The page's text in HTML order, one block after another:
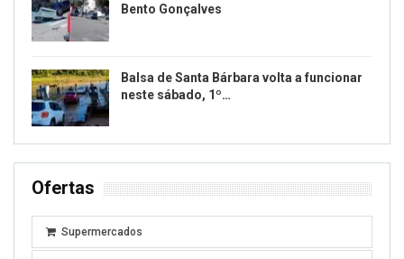
Bento Gonçalves
Balsa de Santa Bárbara volta a funcionar
neste sábado, 1º…
Ofertas
Supermercados